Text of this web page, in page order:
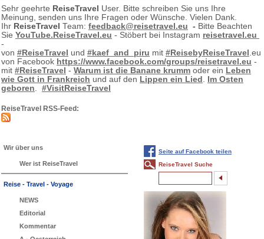
Sehr geehrte ReiseTravel User. Bitte schreiben Sie uns Ihre
Meinung, senden uns Ihre Fragen oder Wünsche. Vielen Dank.
Ihr ReiseTravel Team: feedback@reisetravel.eu - Bitte Beachten
Sie YouTube.ReiseTravel.eu - Stöbert bei Instagram reisetravel.eu
-
von #ReiseTravel und #kaef_and_piru mit #ReisebyReiseTravel .eu
von Facebook https://www.facebook.com/groups/reisetravel.eu -
mit #ReiseTravel - Warum ist die Banane krumm oder ein Leben
wie Gott in Frankreich und auf den Lippen ein Lied
Im Osten
geboren
#VisitReiseTravel
ReiseTravel RSS-Feed:
Wir über uns
Wer ist ReiseTravel
Reise - Travel - Voyage
NEWS
Editorial
Kommentar
Seite auf Facebook teilen
ReiseTravel Suche